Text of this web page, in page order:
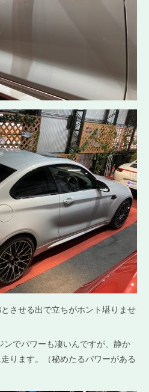
させる出で立ちがホント堪りませ
ンでパワーも凄いんですが、静か
ります。（秘めたるパワーがある